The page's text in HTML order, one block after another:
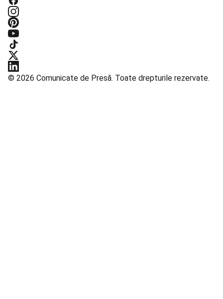
© 2026 Comunicate de Presă. Toate drepturile rezervate.